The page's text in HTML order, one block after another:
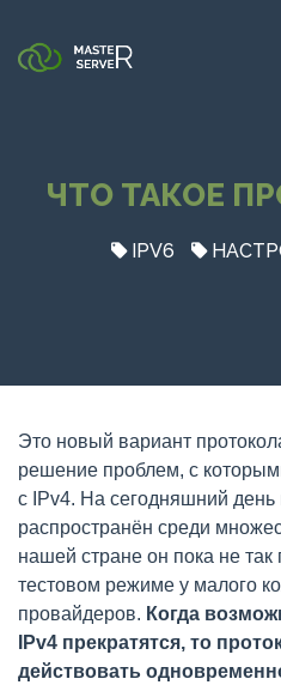
ЧТО ТАКОЕ
IPV6
Это новый вариант
решение проблем, с
с IPv4. На сегодняшний день
распространён среди
нашей стране он пока не так
тестовом режиме у малого
провайдеров. Когда
IPv4 прекратятся, то
действовать